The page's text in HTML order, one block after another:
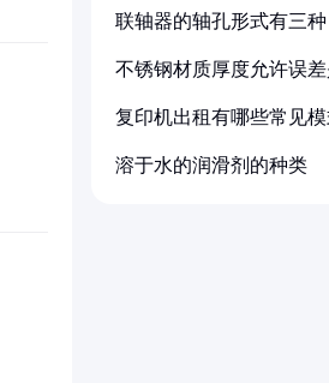
联轴器的轴孔形式有三
不锈钢材质厚度允许误
复印机出租有哪些常见
溶于水的润滑剂的种类